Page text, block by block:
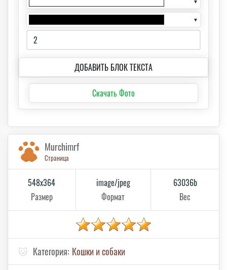
▼
ДОБАВИТЬ БЛОК ТЕКСТА
Скачать Фото
Murchimrf
Страница
548x364
Размер
image/jpeg
Формат
63036b
Вес
🐱 Категория: Кошки и собаки